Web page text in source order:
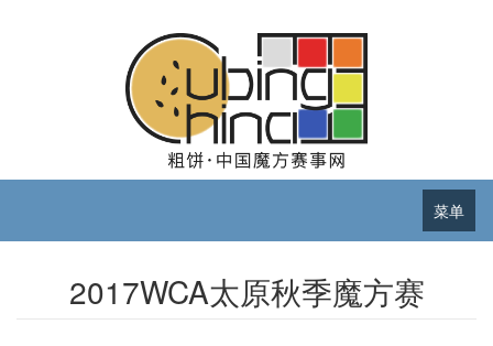
菜单
2017WCA太原秋季魔方赛